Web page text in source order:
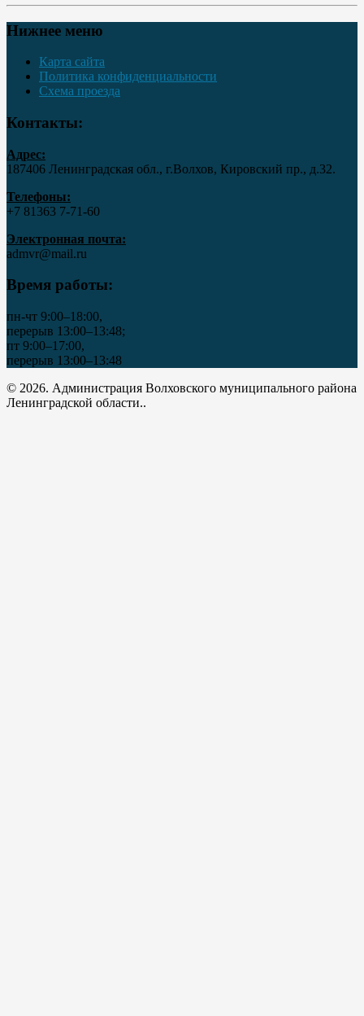
Нижнее меню
Карта сайта
Политика конфиденциальности
Схема проезда
Контакты:
Адрес:
187406 Ленинградская обл., г.Волхов, Кировский пр., д.32.
Телефоны:
+7 81363 7‑71-60
Электронная почта:
admvr@mail.ru
Время работы:
пн-чт 9:00–18:00,
перерыв 13:00–13:48;
пт 9:00–17:00,
перерыв 13:00–13:48
© 2026. Администрация Волховского муниципального района
Ленинградской области..